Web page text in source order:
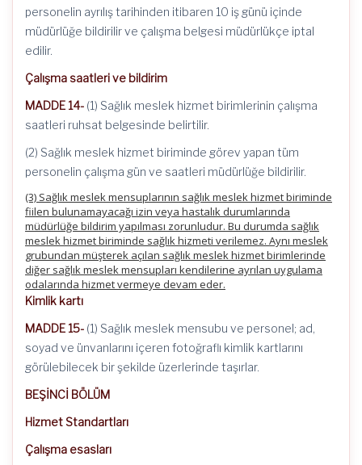
personelin ayrılış tarihinden itibaren 10 iş günü içinde
müdürlüğe bildirilir ve çalışma belgesi müdürlükçe iptal
edilir.
Çalışma saatleri ve bildirim
MADDE 14- (1) Sağlık meslek hizmet birimlerinin çalışma
saatleri ruhsat belgesinde belirtilir.
(2) Sağlık meslek hizmet biriminde görev yapan tüm
personelin çalışma gün ve saatleri müdürlüğe bildirilir.
(3) Sağlık meslek mensuplarının sağlık meslek hizmet biriminde
fiilen bulunamayacağı izin veya hastalık durumlarında
müdürlüğe bildirim yapılması zorunludur. Bu durumda sağlık
meslek hizmet biriminde sağlık hizmeti verilemez. Aynı meslek
grubundan müşterek açılan sağlık meslek hizmet birimlerinde
diğer sağlık meslek mensupları kendilerine ayrılan uygulama
odalarında hizmet vermeye devam eder.
Kimlik kartı
MADDE 15- (1) Sağlık meslek mensubu ve personel; ad,
soyad ve ünvanlarını içeren fotoğraflı kimlik kartlarını
görülebilecek bir şekilde üzerlerinde taşırlar.
BEŞİNCİ BÖLÜM
Hizmet Standartları
Çalışma esasları